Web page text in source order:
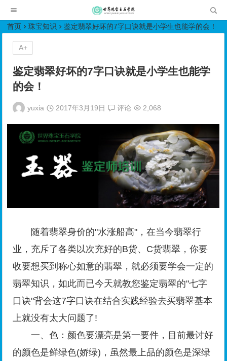
首页 珠宝知识 鉴定翡翠好坏的7字口诀就是小学生也能学的会！
鉴定翡翠好坏的7字口诀就是小学生也能学
的会！
yuxia 2017年3月19日 评论 2,068
随着翡翠身价的"水涨船高"，在当今翡翠行
业，充斥了各类以次充好的B货、C货翡翠，你要
收要想买到称心如意的翡翠，就必须要学会一定的
翡翠知识，如此而已今天就教您鉴定翡翠的"七字
口诀"背会这7字口诀在结合实践经验去买翡翠基本
上就没有太大问题了!
一、色：颜色要漂亮是第一要件，目前最讨好
的颜色是鲜绿色(娇绿)，虽然最上品的颜色是深绿
A+